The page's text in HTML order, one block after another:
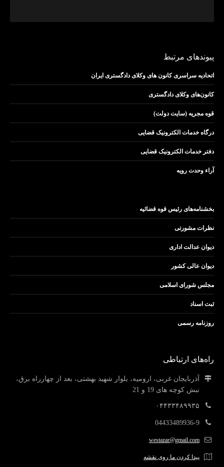
پیوندهای مرتبط
اتحادیه سراسری کانون های وکلای دادگستری ایران
کانون‌های وکلای دادگستری
قوه مجریه (سایت دولت)
درگاه خدمات الکترونیک قضایی
دفتر خدمات الکترونیک قضایی
آراء وحدت رویه
بخشنامه‌های رئیس قوه قضائیه
نظرات مشورتی
دیوان عدالت اداری
دیوان عالی کشور
مجلس شورای اسلامی
ثبت اسناد
روزنامه رسمی
راه‌های ارتباطی
آذربایجان غربی، ارومیه، بلوار شهید بهشتی، بعد از چهارراه برق،
نبش کوچه های 19 و 21
۰۴۴۳۳۴۸۹۹۳۵
04433489936-9
westazar@gmail.com
پیدا کردن ما روی نقشه